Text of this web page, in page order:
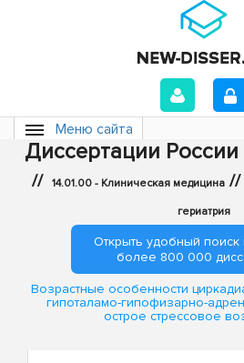
Меню сайта
Диссертации России
// 14.01.00 - Клиническая медицина //
гериатрия
Открыть удобный поиск
более 800 000
Возрастные особенности
гипоталамо-гипофизарно-
острое стрессовое